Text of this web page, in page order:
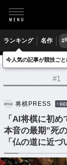
ランキング 名作 #
ゲーム 将棋
#1
将棋PRESS
「AI将棋に初
本音の最期”死
「仏の道に近づ
今人気の記事が競技ご